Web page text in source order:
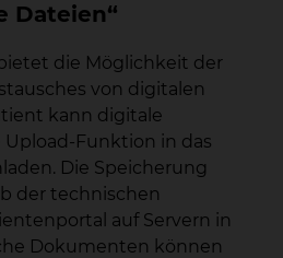
Dateien“
die Möglichkeit der
von digitalen
kann digitale
Funktion in das
Die Speicherung
der technischen
auf Servern in
Dokumenten können